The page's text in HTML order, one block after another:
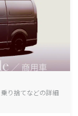
り捨てなどの詳細